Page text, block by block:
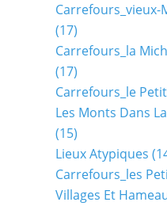
(17)
Carrefours_la
(17)
Carrefours_le
Les Monts Dans
(15)
Lieux Atypiques
Carrefours_les
Villages Et